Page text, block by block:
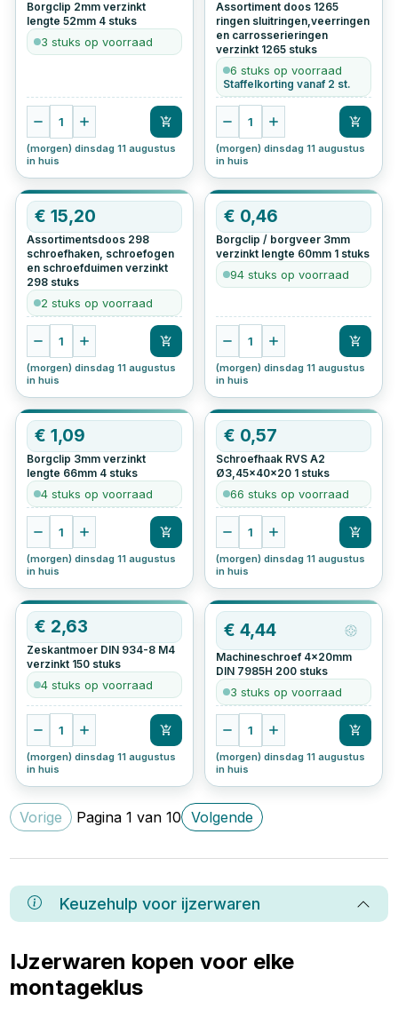
Borgclip 2mm verzinkt
lengte 52mm 4 stuks
3 stuks op voorraad
1
(morgen) dinsdag 11 augustus
in huis
Assortiment doos 1265
ringen sluitringen,veerringen
en carrosserieringen
verzinkt 1265 stuks
6 stuks op voorraad
Staffelkorting vanaf 2 st.
1
(morgen) dinsdag 11 augustus
in huis
€15,20
Assortimentsdoos 298
schroefhaken, schroefogen
en schroefduimen verzinkt
298 stuks
2 stuks op voorraad
1
(morgen) dinsdag 11 augustus
in huis
€ 0,46
Borgclip / borgveer 3mm
verzinkt lengte 60mm 1 stuks
94 stuks op voorraad
1
(morgen) dinsdag 11 augustus
in huis
OP=OP
€1,09
Borgclip 3mm verzinkt
lengte 66mm 4 stuks
4 stuks op voorraad
1
(morgen) dinsdag 11 augustus
in huis
€ 0,57
Schroefhaak RVS A2
Ø3,45x40x20 1 stuks
66 stuks op voorraad
1
(morgen) dinsdag 11 augustus
in huis
€ 2,63
Zeskantmoer DIN 934-8 M4
verzinkt 150 stuks
4 stuks op voorraad
1
(morgen) dinsdag 11 augustus
in huis
€ 4,44
Machineschroef 4x20mm
DIN 7985H 200 stuks
3 stuks op voorraad
1
(morgen) dinsdag 11 augustus
in huis
Vorige Pagina1 van10 Volgende
Keuzehulp voor ijzerwaren
IJzerwaren kopen voor elke
montageklus